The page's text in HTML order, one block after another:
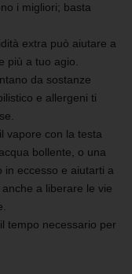
i migliori; basta
extra può aiutare a
più a tuo agio.
da sostanze
e allergeni ti
vapore con la testa
bollente, o una
in eccesso e aiutarti a
a liberare le vie
tempo necessario per